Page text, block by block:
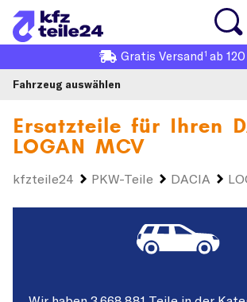
Gratis Versand1 ab
Fahrzeug auswählen
Ersatzteile für Ihren
LOGAN MCV
kfzteile24 PKW-Teile DACIA